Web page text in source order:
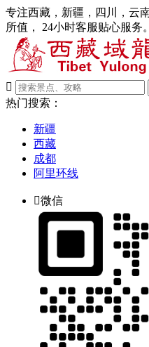
专注西藏，新疆，四川，云
所值， 24小时客服贴心服务。

热门搜索：
新疆
西藏
成都
阿里环线
微信